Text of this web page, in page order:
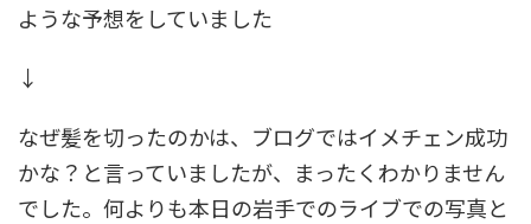
ような予想をしていました
↓
なぜ髪を切ったのかは、ブログではイメチェン成功
かな？と言っていましたが、まったくわかりません
でした。何よりも本日の岩手でのライブでの写真と